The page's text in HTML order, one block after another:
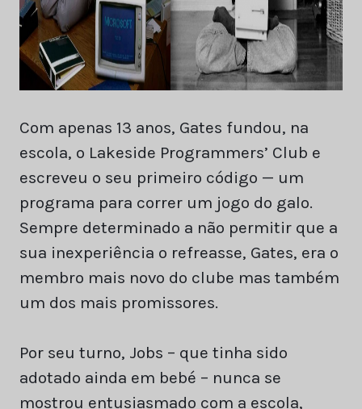
Com apenas 13 anos, Gates fundou, na
escola, o Lakeside Programmers’ Club e
escreveu o seu primeiro código — um
programa para correr um jogo do galo.
Sempre determinado a não permitir que a
sua inexperiência o refreasse, Gates, era o
membro mais novo do clube mas também
um dos mais promissores.
Por seu turno, Jobs – que tinha sido
adotado ainda em bebé – nunca se
mostrou entusiasmado com a escola,